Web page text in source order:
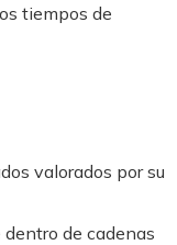
tiempos de
valorados por su
de cadenas